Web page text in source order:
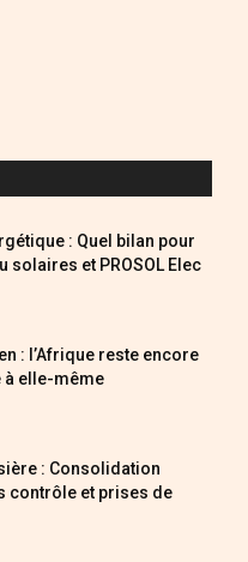
: Quel bilan pour
solaires et PROSOL Elec
: l’Afrique reste encore
à elle-même
: Consolidation
contrôle et prises de